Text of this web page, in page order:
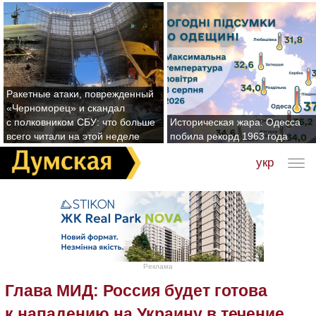
Ракетные атаки, поврежденный
«Черноморец» и скандал
с полковником СБУ: что больше
всего читали на этой неделе
Историческая жара: Одесса
побила рекорд 1963 года
укр
Реклама
Глава МИД: Россия будет готова